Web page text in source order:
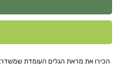
הכירו את מראת הגלים העומדת